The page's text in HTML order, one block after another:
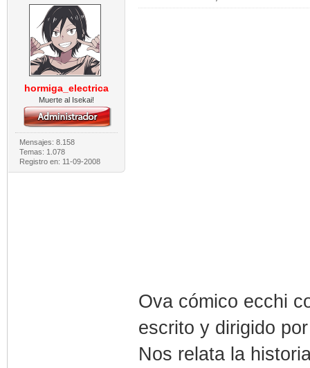
hormiga_electrica
Muerte al Isekai!
Mensajes: 8.158
Temas: 1.078
Registro en: 11-09-2008
Ova cómico ecchi
escrito y dirigido
Nos relata la